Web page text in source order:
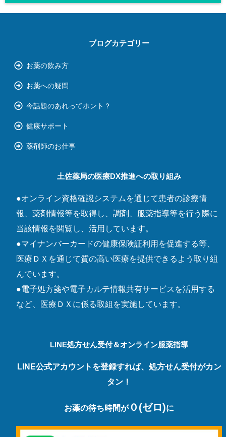
ブログカテゴリー
お薬の飲み方
お薬への疑問
今話題のあれってホント？
健康サポート
薬剤師のお仕事
土佐薬局の医療DX推進への取り組み
●オンライン資格確認システムを通じて患者の診療情
報、薬剤情報等を取得し、調剤、服薬指導等を行う際に
当該情報を閲覧し、活用しています。
●マイナンバーカードの健康保険証利用を促進する等、
医療ＤＸを通じて質の高い医療を提供できるよう取り組
んでいます。
●電子処方箋や電子カルテ情報共有サービスを活用する
など、医療ＤＸに係る取組を実施しています。
LINE処方せん受付＆オンライン服薬指導
LINE公式アカウントを登録すれば、処方せん受付がカン
タン！
お薬の待ち時間が０(ゼロ)に